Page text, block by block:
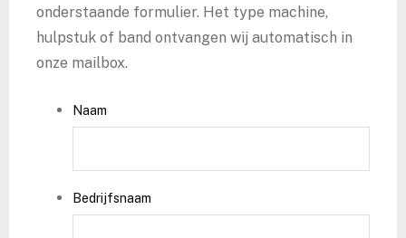
onderstaande formulier. Het type machine,
hulpstuk of band ontvangen wij automatisch in
onze mailbox.
Naam
Bedrijfsnaam